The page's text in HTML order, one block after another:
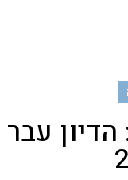
עבר